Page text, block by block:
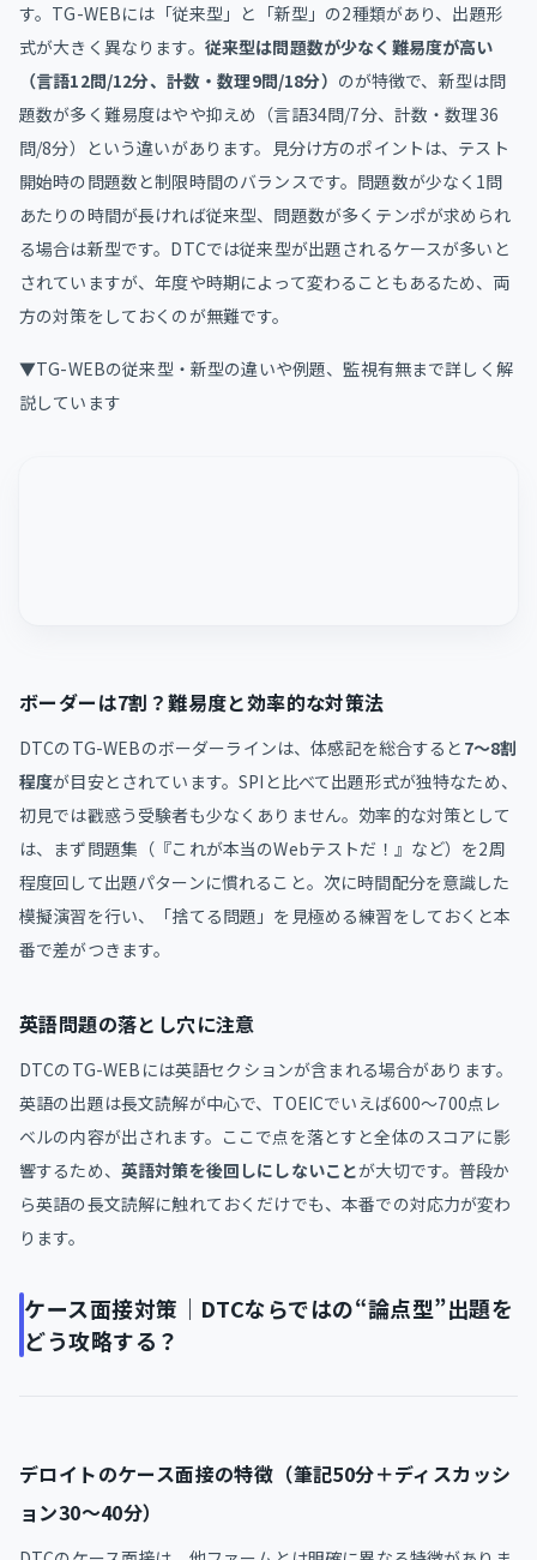
す。TG-WEBには「従来型」と「新型」の2種類があり、出題形
式が大きく異なります。 従来型は問題数が少なく難易度が高い
（言語12問/12分、計数・数理9問/18分） のが特徴で、新型は問
題数が多く難易度はやや抑えめ（言語34問/7分、計数・数理36
問/8分）という違いがあります。見分け方のポイントは、テスト
開始時の問題数と制限時間のバランスです。問題数が少なく1問
あたりの時間が長ければ従来型、問題数が多くテンポが求められ
る場合は新型です。DTCでは従来型が出題されるケースが多いと
されていますが、年度や時期によって変わることもあるため、両
方の対策をしておくのが無難です。
▼TG-WEBの従来型・新型の違いや例題、監視有無まで詳しく解
説しています
ボーダーは7割？難易度と効率的な対策法
DTCのTG-WEBのボーダーラインは、体感記を総合すると 7〜8割
程度が目安とされています。SPIと比べて出題形式が独特なため、
初見では戳惑う受験者も少なくありません。効率的な対策として
は、まず問題集（『これが本当のWebテストだ！』など）を2周
程度回して出題パターンに慣れること。次に時間配分を意識した
模擬演習を行い、「捨てる問題」を見極める練習をしておくと本
番で差がつきます。
英語問題の落とし穴に注意
DTCのTG-WEBには英語セクションが含まれる場合があります。
英語の出題は長文読解が中心で、TOEICでいえば600〜700点レ
ベルの内容が出されます。ここで点を落とすと全体のスコアに影
響するため、 英語対策を後回しにしないことが大切です。普段か
ら英語の長文読解に触れておくだけでも、本番での対応力が変わ
ります。
ケース面接対策｜DTCならではの“論点型”出題を
どう攻略する？
デロイトのケース面接の特徴（筆記50分＋ディスカッシ
ョン30〜40分）